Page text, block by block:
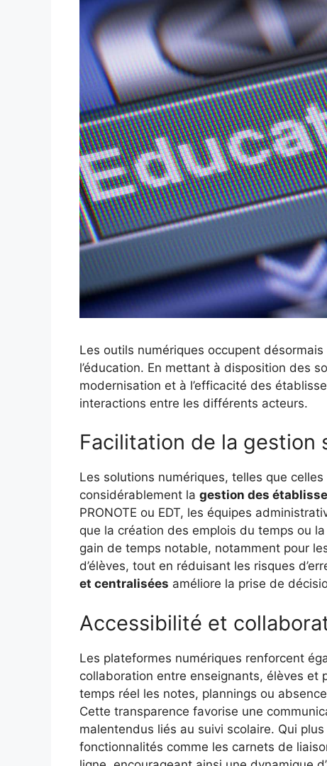
Les outils numériques occupent
l’éducation. En mettant à disposition des
modernisation et à l’efficacité des
interactions entre les différents acteurs.
Facilitation de la gestion
Les solutions numériques, telles que
considérablement la gestion des
PRONOTE ou EDT, les équipes
que la création des emplois du temps ou
gain de temps notable, notamment pour
d’élèves, tout en réduisant les risques
et centralisées améliore la prise de
Accessibilité et
Les plateformes numériques renforcent
collaboration entre enseignants, élèves et
temps réel les notes, plannings ou
Cette transparence favorise une
malentendus liés au suivi scolaire. Qui
fonctionnalités comme les carnets de